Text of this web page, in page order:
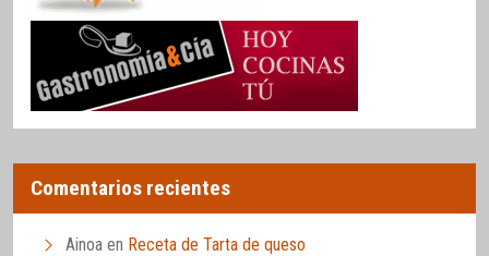
Comentarios recientes
Ainoa en Receta de Tarta de queso